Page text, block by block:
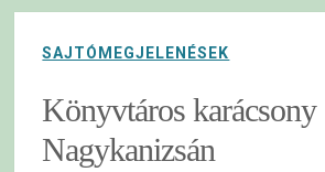
SAJTÓMEGJELENÉSEK
Könyvtáros karácsony
Nagykanizsán